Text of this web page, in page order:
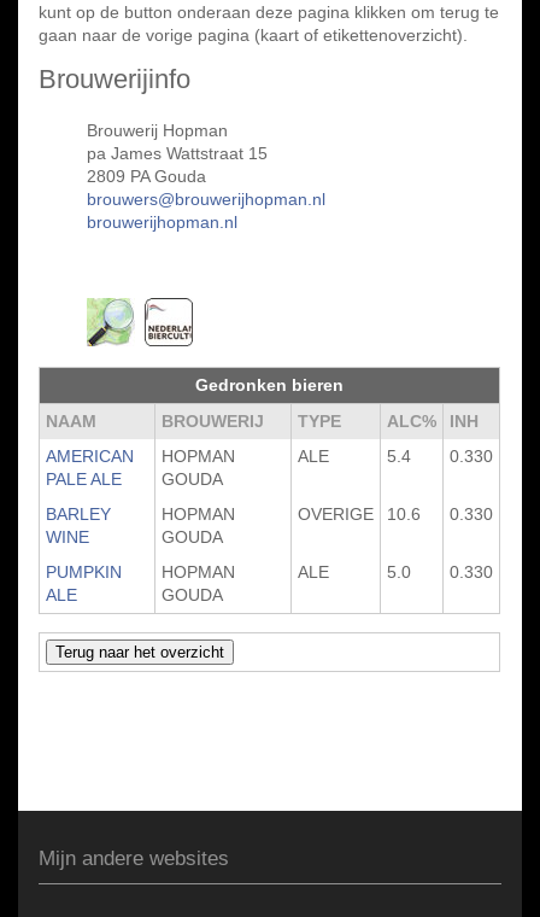
kunt op de button onderaan deze pagina klikken om terug te
gaan naar de vorige pagina (kaart of etikettenoverzicht).
Brouwerijinfo
Brouwerij Hopman
pa James Wattstraat 15
2809 PA Gouda
brouwers@brouwerijhopman.nl
brouwerijhopman.nl
Gedronken bieren
NAAM
BROUWERIJ TYPE ALC%
INH
AMERICAN
PALE ALE
HOPMAN
GOUDA
ALE 5.4 0.330
BARLEY
WINE
HOPMAN
GOUDA
OVERIGE 10.6 0.330
PUMPKIN
ALE
HOPMAN
GOUDA
ALE 5.0 0.330
Mijn andere websites